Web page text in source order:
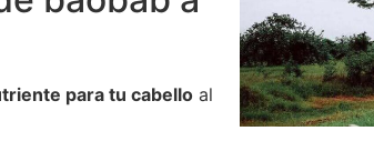
para tu cabello al